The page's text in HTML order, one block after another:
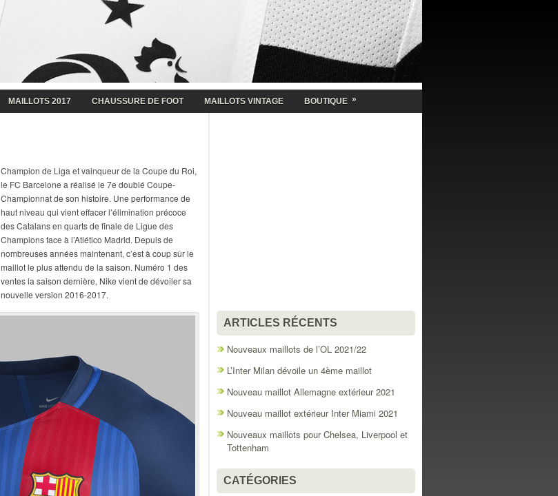
MAILLOTS 2017 CHAUSSURE DE FOOT MAILLOTS VINTAGE BOUTIQUE »
Champion de Liga et vainqueur de la Coupe du Roi,
le FC Barcelone a réalisé le 7e doublé Coupe-
Championnat de son histoire. Une performance de
haut niveau qui vient effacer l’élimination précoce
des Catalans en quarts de finale de Ligue des
Champions face à l’Atlético Madrid. Depuis de
nombreuses années maintenant, c’est à coup sûr le
maillot le plus attendu de la saison. Numéro 1 des
ventes la saison dernière, Nike vient de dévoiler sa
nouvelle version 2016-2017.
ARTICLES RÉCENTS
Nouveaux maillots de l’OL 2021/22
L’Inter Milan dévoile un 4ème maillot
Nouveau maillot Allemagne extérieur 2021
Nouveau maillot extérieur Inter Miami 2021
Nouveaux maillots pour Chelsea, Liverpool et
Tottenham
CATÉGORIES